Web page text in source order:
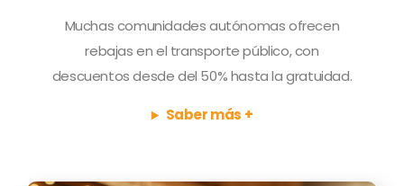
Muchas comunidades autónomas ofrecen
rebajas en el transporte público, con
descuentos desde del 50% hasta la gratuidad.
Saber más +